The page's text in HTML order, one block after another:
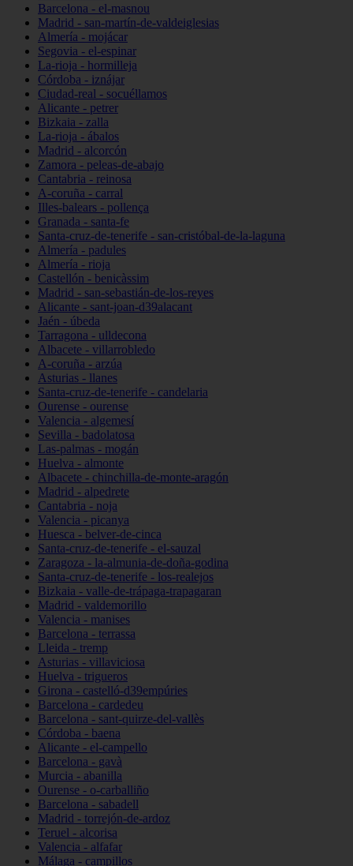
Barcelona - el-masnou
Madrid - san-martín-de-valdeiglesias
Almería - mojácar
Segovia - el-espinar
La-rioja - hormilleja
Córdoba - iznájar
Ciudad-real - socuéllamos
Alicante - petrer
Bizkaia - zalla
La-rioja - ábalos
Madrid - alcorcón
Zamora - peleas-de-abajo
Cantabria - reinosa
A-coruña - carral
Illes-balears - pollença
Granada - santa-fe
Santa-cruz-de-tenerife - san-cristóbal-de-la-laguna
Almería - padules
Almería - rioja
Castellón - benicàssim
Madrid - san-sebastián-de-los-reyes
Alicante - sant-joan-d39alacant
Jaén - úbeda
Tarragona - ulldecona
Albacete - villarrobledo
A-coruña - arzúa
Asturias - llanes
Santa-cruz-de-tenerife - candelaria
Ourense - ourense
Valencia - algemesí
Sevilla - badolatosa
Las-palmas - mogán
Huelva - almonte
Albacete - chinchilla-de-monte-aragón
Madrid - alpedrete
Cantabria - noja
Valencia - picanya
Huesca - belver-de-cinca
Santa-cruz-de-tenerife - el-sauzal
Zaragoza - la-almunia-de-doña-godina
Santa-cruz-de-tenerife - los-realejos
Bizkaia - valle-de-trápaga-trapagaran
Madrid - valdemorillo
Valencia - manises
Barcelona - terrassa
Lleida - tremp
Asturias - villaviciosa
Huelva - trigueros
Girona - castelló-d39empúries
Barcelona - cardedeu
Barcelona - sant-quirze-del-vallès
Córdoba - baena
Alicante - el-campello
Barcelona - gavà
Murcia - abanilla
Ourense - o-carballiño
Barcelona - sabadell
Madrid - torrejón-de-ardoz
Teruel - alcorisa
Valencia - alfafar
Málaga - campillos